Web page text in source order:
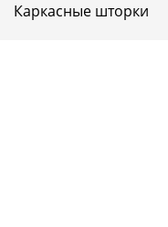
Каркасные шторки